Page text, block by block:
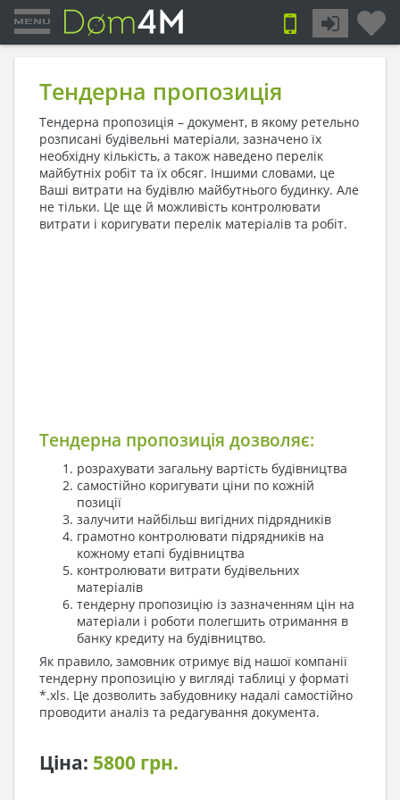
Тендерна пропозиція
Тендерна пропозиція – документ, в якому ретельно
розписані будівельні матеріали, зазначено їх
необхідну кількість, а також наведено перелік
майбутніх робіт та їх обсяг. Іншими словами, це
Ваші витрати на будівлю майбутнього будинку. Але
не тільки. Це ще й можливість контролювати
витрати і коригувати перелік матеріалів та робіт.
Тендерна пропозиція дозволяє:
розрахувати загальну вартість будівництва
самостійно коригувати ціни по кожній
позиції
залучити найбільш вигідних підрядників
грамотно контролювати підрядників на
кожному етапі будівництва
контролювати витрати будівельних
матеріалів
тендерну пропозицію із зазначенням цін на
матеріали і роботи полегшить отримання в
банку кредиту на будівництво.
Як правило, замовник отримує від нашої компанії
тендерну пропозицію у вигляді таблиці у форматі
*.xls. Це дозволить забудовнику надалі самостійно
проводити аналіз та редагування документа.
Ціна: 5800 грн.